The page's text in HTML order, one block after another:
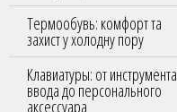
Термообувь: комфорт та
захист у холодну пору
Клавиатуры: от инструмента
ввода до персонального
аксессуара